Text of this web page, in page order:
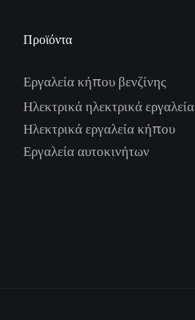
Προϊόντα
Εργαλεία κήπου βενζίνης
Ηλεκτρικά ηλεκτρικά εργαλεία
Ηλεκτρικά εργαλεία κήπου
Εργαλεία αυτοκινήτων